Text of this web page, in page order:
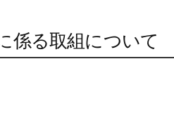
係る取組について